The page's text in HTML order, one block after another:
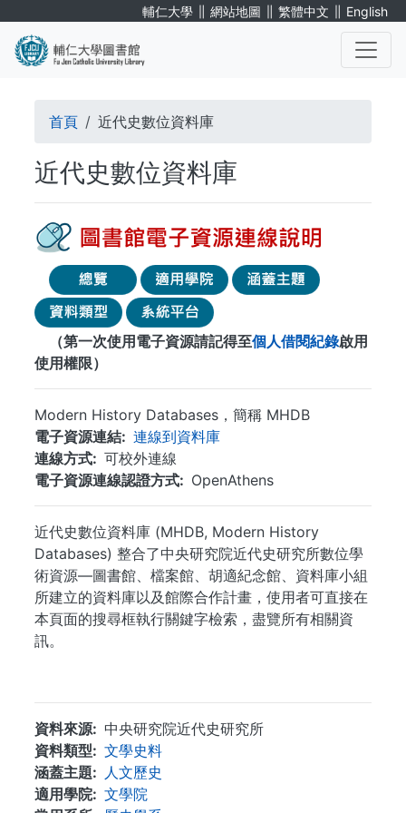
輔仁大學 ∥ 網站地圖 ∥ 繁體中文 ∥ English
導
航
連
結
首頁 近代史數位資料庫
近代史數位資料庫
（第一次使用電子資源請記得至個人借閱紀錄啟用
使用權限）
Modern History Databases，簡稱 MHDB
電子資源連結
連線到資料庫
連線方式
可校外連線
電子資源連線認證方式
OpenAthens
近代史數位資料庫 (MHDB, Modern History
Databases) 整合了中央研究院近代史研究所數位學
術資源—圖書館、檔案館、胡適紀念館、資料庫小組
所建立的資料庫以及館際合作計畫，使用者可直接在
本頁面的搜尋框執行關鍵字檢索，盡覽所有相關資
訊。
資料來源
中央研究院近代史研究所
資料類型
文學史料
涵蓋主題
人文歷史
適用學院
文學院